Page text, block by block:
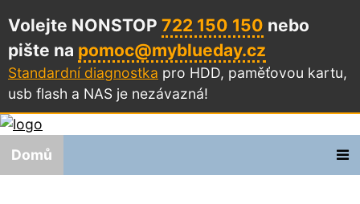
Volejte NONSTOP 722 150 150 nebo
pište na pomoc@myblueday.cz
Standardní diagnostka pro HDD, paměťovou kartu,
usb flash a NAS je nezávazná!
Domů